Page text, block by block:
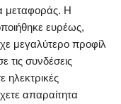
μεταφοράς. Η
ευρέως,
μεγαλύτερο προφίλ
συνδέσεις
ηλεκτρικές
απαραίτητα